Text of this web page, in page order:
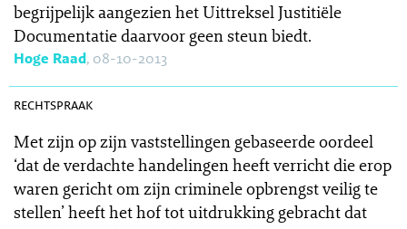
begrijpelijk aangezien het Uittreksel Justitiële
Documentatie daarvoor geen steun biedt.
Hoge Raad, 08-10-2013
rechtspraak
Met zijn op zijn vaststellingen gebaseerde oordeel
‘dat de verdachte handelingen heeft verricht die erop
waren gericht om zijn criminele opbrengst veilig te
stellen’ heeft het hof tot uitdrukking gebracht dat